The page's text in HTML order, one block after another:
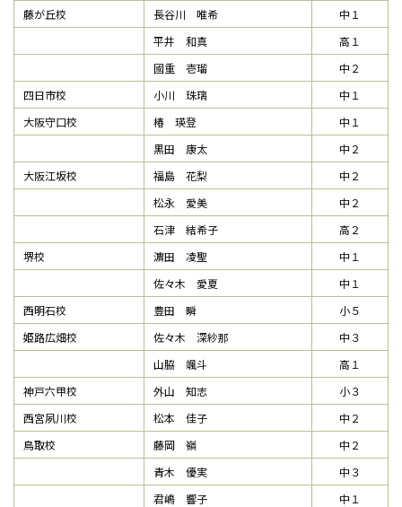
藤が丘校
長谷川 唯希
中１
平井 和真
高１
國重 壱瑠
中２
四日市校
小川 珠璃
中１
大阪守口校
椿 瑛登
中１
黒田 康太
中２
大阪江坂校
福島 花梨
中２
松永 愛美
中２
石津 結希子
高２
堺校
濵田 凌聖
中１
佐々木 愛夏
中１
西明石校
豊田 瞬
小５
姫路広畑校
佐々木 深紗那
中３
山脇 颯斗
高１
神戸六甲校
外山 知志
小３
西宮夙川校
松本 佳子
中２
鳥取校
藤岡 嶺
中２
青木 優実
中３
君嶋 響子
中１